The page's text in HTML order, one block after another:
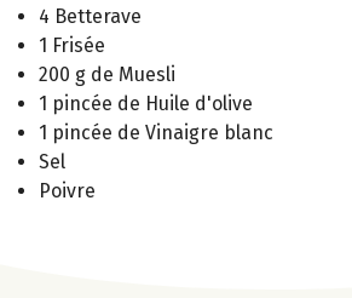
4 Betterave
1 Frisée
200 g de Muesli
1 pincée de Huile d'olive
1 pincée de Vinaigre blanc
Sel
Poivre